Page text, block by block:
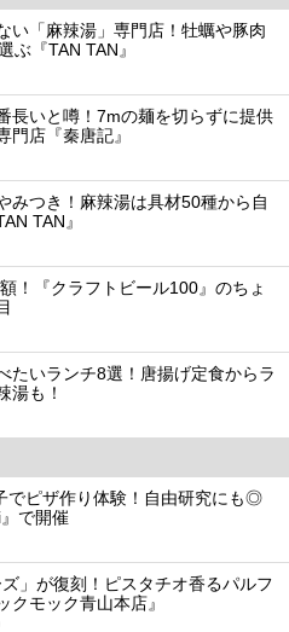
い「麻辣湯」専門店！牡蠣や豚肉
ぶ『TAN TAN』
長いと噂！7mの麺を切らずに提供
門店『秦唐記』
みつき！麻辣湯は具材50種から自
TAN』
！『クラフトビール100』のちょ
たいランチ8選！唐揚げ定食からラ
湯も！
でピザ作り体験！自由研究にも◎
で開催
」が復刻！ピスタチオ香るパルフ
クモック青山本店』